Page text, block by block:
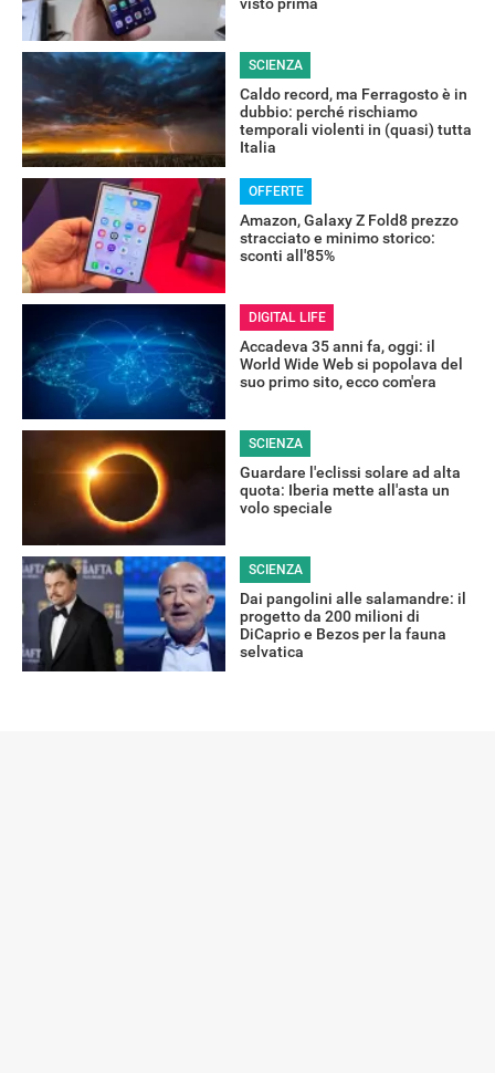
RECENSIONI
SCIENZA
Caldo record, ma Ferragosto è in
dubbio: perché rischiamo
temporali violenti in (quasi) tutta
Italia
OFFERTE
Amazon, Galaxy Z Fold8 prezzo
stracciato e minimo storico:
sconti all'85%
DIGITAL LIFE
Accadeva 35 anni fa, oggi: il
World Wide Web si popolava del
suo primo sito, ecco com'era
SCIENZA
Guardare l'eclissi solare ad alta
quota: Iberia mette all'asta un
volo speciale
SCIENZA
Dai pangolini alle salamandre: il
progetto da 200 milioni di
DiCaprio e Bezos per la fauna
selvatica